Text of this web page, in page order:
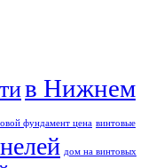
в Нижнем
фундамент цена винтовые
дом на винтовых